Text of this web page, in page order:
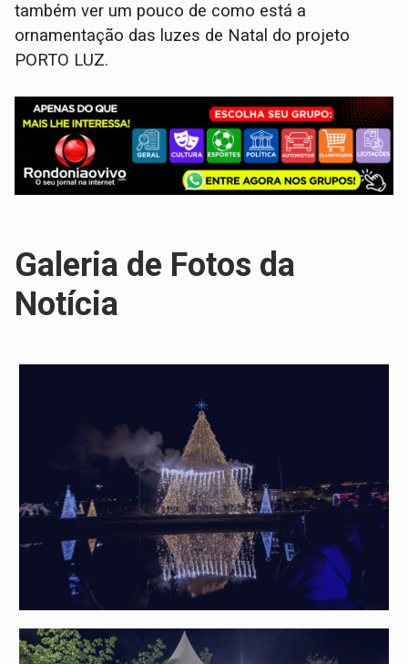
também ver um pouco de como está a
ornamentação das luzes de Natal do projeto
PORTO LUZ.
Galeria de Fotos da
Notícia